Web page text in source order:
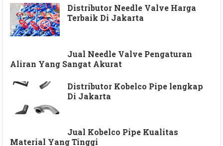
Distributor Needle Valve Harga
Terbaik Di Jakarta
Jual Needle Valve Pengaturan
Aliran Yang Sangat Akurat
Distributor Kobelco Pipe lengkap
Di Jakarta
Jual Kobelco Pipe Kualitas
Material Yang Tinggi